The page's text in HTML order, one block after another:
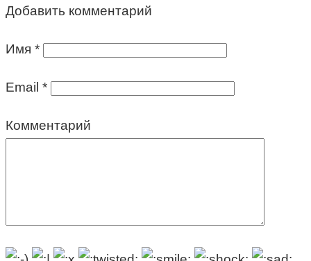
Добавить комментарий
Имя *
Email *
Комментарий